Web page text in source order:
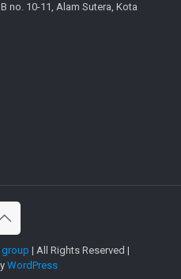
no. 10-11, Alam Sutera, Kota
| All Rights Reserved |
WordPress